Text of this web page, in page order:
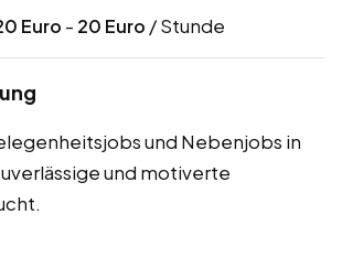
Euro - 20 Euro / Stunde
und Nebenjobs in
und motiverte